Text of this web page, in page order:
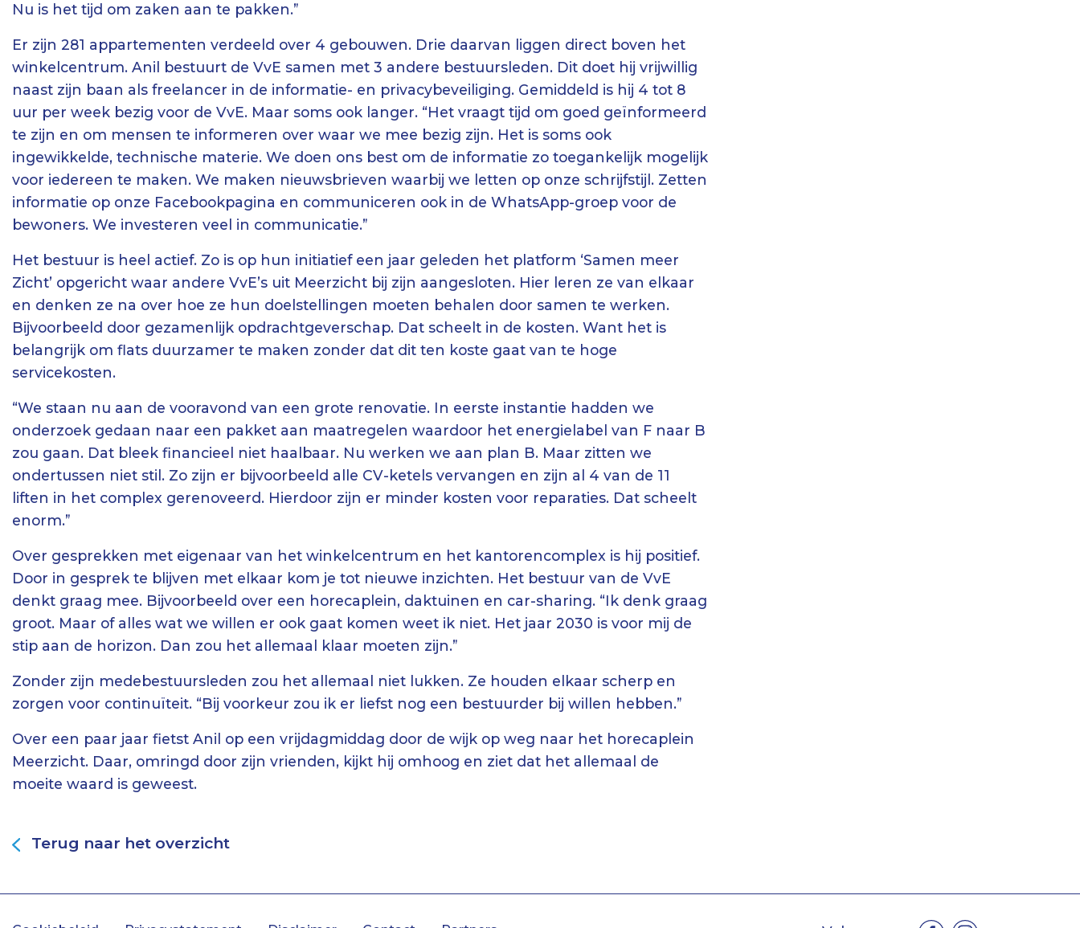
Nu is het tijd om zaken aan te pakken.”
Er zijn 281 appartementen verdeeld over 4 gebouwen. Drie daarvan liggen direct boven het
winkelcentrum. Anil bestuurt de VvE samen met 3 andere bestuursleden. Dit doet hij vrijwillig
naast zijn baan als freelancer in de informatie- en privacybeveiliging. Gemiddeld is hij 4 tot 8
uur per week bezig voor de VvE. Maar soms ook langer. “Het vraagt tijd om goed geïnformeerd
te zijn en om mensen te informeren over waar we mee bezig zijn. Het is soms ook
ingewikkelde, technische materie. We doen ons best om de informatie zo toegankelijk mogelijk
voor iedereen te maken. We maken nieuwsbrieven waarbij we letten op onze schrijfstijl. Zetten
informatie op onze Facebookpagina en communiceren ook in de WhatsApp-groep voor de
bewoners. We investeren veel in communicatie.”
Het bestuur is heel actief. Zo is op hun initiatief een jaar geleden het platform ‘Samen meer
Zicht’ opgericht waar andere VvE’s uit Meerzicht bij zijn aangesloten. Hier leren ze van elkaar
en denken ze na over hoe ze hun doelstellingen moeten behalen door samen te werken.
Bijvoorbeeld door gezamenlijk opdrachtgeverschap. Dat scheelt in de kosten. Want het is
belangrijk om flats duurzamer te maken zonder dat dit ten koste gaat van te hoge
servicekosten.
“We staan nu aan de vooravond van een grote renovatie. In eerste instantie hadden we
onderzoek gedaan naar een pakket aan maatregelen waardoor het energielabel van F naar B
zou gaan. Dat bleek financieel niet haalbaar. Nu werken we aan plan B. Maar zitten we
ondertussen niet stil. Zo zijn er bijvoorbeeld alle CV-ketels vervangen en zijn al 4 van de 11
liften in het complex gerenoveerd. Hierdoor zijn er minder kosten voor reparaties. Dat scheelt
enorm.”
Over gesprekken met eigenaar van het winkelcentrum en het kantorencomplex is hij positief.
Door in gesprek te blijven met elkaar kom je tot nieuwe inzichten. Het bestuur van de VvE
denkt graag mee. Bijvoorbeeld over een horecaplein, daktuinen en car-sharing. “Ik denk graag
groot. Maar of alles wat we willen er ook gaat komen weet ik niet. Het jaar 2030 is voor mij de
stip aan de horizon. Dan zou het allemaal klaar moeten zijn.”
Zonder zijn medebestuursleden zou het allemaal niet lukken. Ze houden elkaar scherp en
zorgen voor continuïteit. “Bij voorkeur zou ik er liefst nog een bestuurder bij willen hebben.”
Over een paar jaar fietst Anil op een vrijdagmiddag door de wijk op weg naar het horecaplein
Meerzicht. Daar, omringd door zijn vrienden, kijkt hij omhoog en ziet dat het allemaal de
moeite waard is geweest.
Terug naar het overzicht